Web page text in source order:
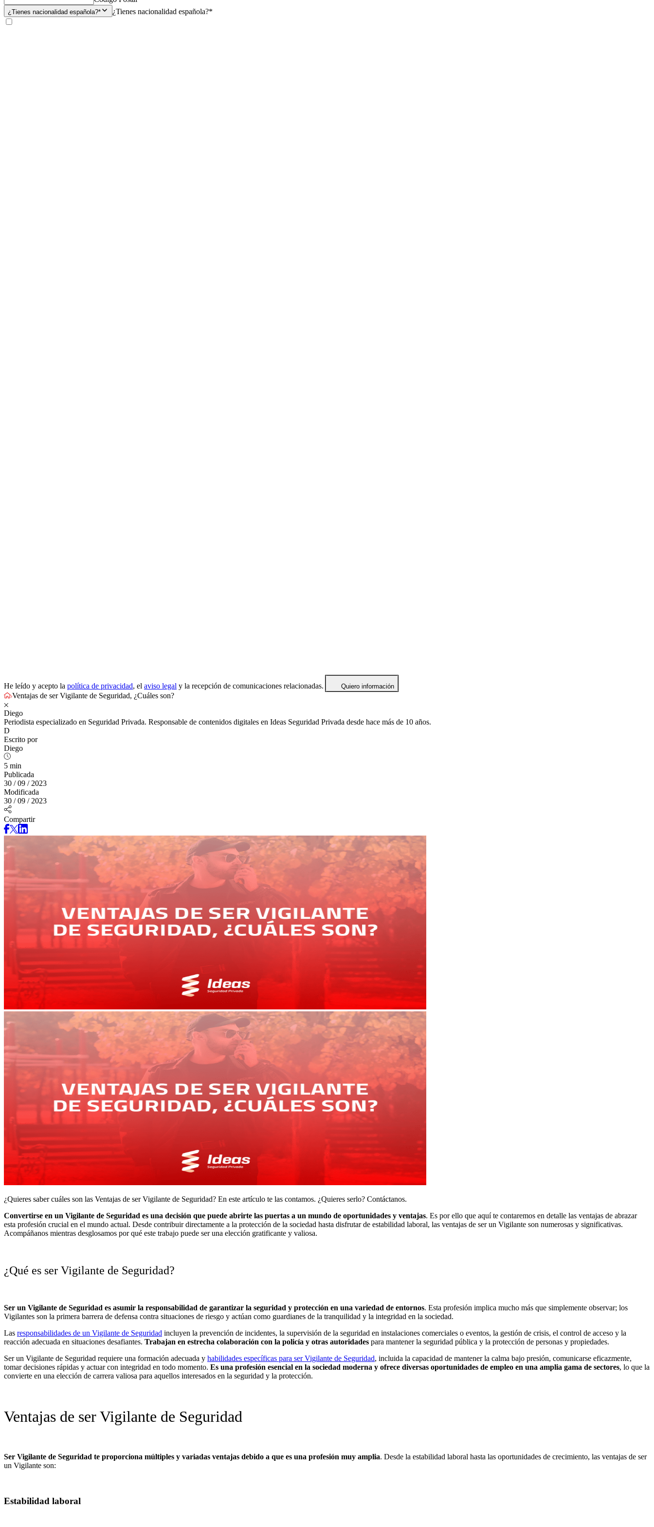
¿Tienes nacionalidad española?* ¿Tienes nacionalidad española?*
He leído y acepto la política de privacidad, el aviso legal y la recepción de comunicaciones relacionadas. Quiero información
Ventajas de ser Vigilante de Seguridad, ¿Cuáles son?
Diego
Periodista especializado en Seguridad Privada. Responsable de contenidos digitales en Ideas Seguridad Privada desde hace más de 10 años.
D
Escrito por
Diego
5 min
Publicada
30 / 09 / 2023
Modificada
30 / 09 / 2023
Compartir
¿Quieres saber cuáles son las Ventajas de ser Vigilante de Seguridad? En este artículo te las contamos. ¿Quieres serlo? Contáctanos.
Convertirse en un Vigilante de Seguridad es una decisión que puede abrirte las puertas a un mundo de oportunidades y ventajas. Es por ello que aquí te contaremos en detalle las ventajas de abrazar
esta profesión crucial en el mundo actual. Desde contribuir directamente a la protección de la sociedad hasta disfrutar de estabilidad laboral, las ventajas de ser un Vigilante son numerosas y significativas.
Acompáñanos mientras desglosamos por qué este trabajo puede ser una elección gratificante y valiosa.
¿Qué es ser Vigilante de Seguridad?
Ser un Vigilante de Seguridad es asumir la responsabilidad de garantizar la seguridad y protección en una variedad de entornos. Esta profesión implica mucho más que simplemente observar; los
Vigilantes son la primera barrera de defensa contra situaciones de riesgo y actúan como guardianes de la tranquilidad y la integridad en la sociedad.
Las responsabilidades de un Vigilante de Seguridad incluyen la prevención de incidentes, la supervisión de la seguridad en instalaciones comerciales o eventos, la gestión de crisis, el control de acceso y la
reacción adecuada en situaciones desafiantes. Trabajan en estrecha colaboración con la policía y otras autoridades para mantener la seguridad pública y la protección de personas y propiedades.
Ser un Vigilante de Seguridad requiere una formación adecuada y habilidades específicas para ser Vigilante de Seguridad, incluida la capacidad de mantener la calma bajo presión, comunicarse eficazmente,
tomar decisiones rápidas y actuar con integridad en todo momento. Es una profesión esencial en la sociedad moderna y ofrece diversas oportunidades de empleo en una amplia gama de sectores, lo que la
convierte en una elección de carrera valiosa para aquellos interesados en la seguridad y la protección.
Ventajas de ser Vigilante de Seguridad
Ser Vigilante de Seguridad te proporciona múltiples y variadas ventajas debido a que es una profesión muy amplia. Desde la estabilidad laboral hasta las oportunidades de crecimiento, las ventajas de ser
un Vigilante son:
Estabilidad laboral